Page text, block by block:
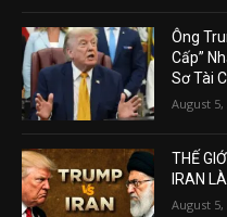
Ông
Cấp”
Sơ Tài
August 5,
THẾ
IRAN
August 5,